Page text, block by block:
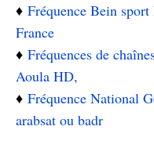
♦️ Fréquence Bein
France
♦️ Fréquences de
Aoula HD,
♦️ Fréquence National
arabsat ou badr